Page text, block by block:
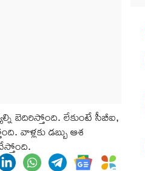
బెదిరిస్తోంది. లేకుంటే సీబీఐ,
వాళ్లకు డబ్బు ఆశ